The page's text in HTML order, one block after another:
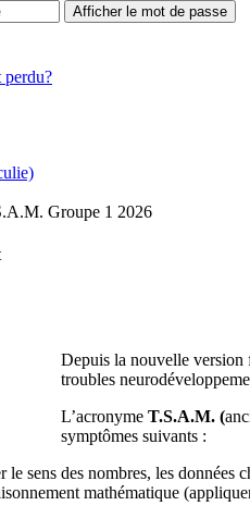
Afficher le mot de passe
perdu?
Groupe 1 2026
Depuis la nouvelle version
troubles
L’acronyme T.S.A.M. (
symptômes suivants :
sens des nombres, les données
mathématique